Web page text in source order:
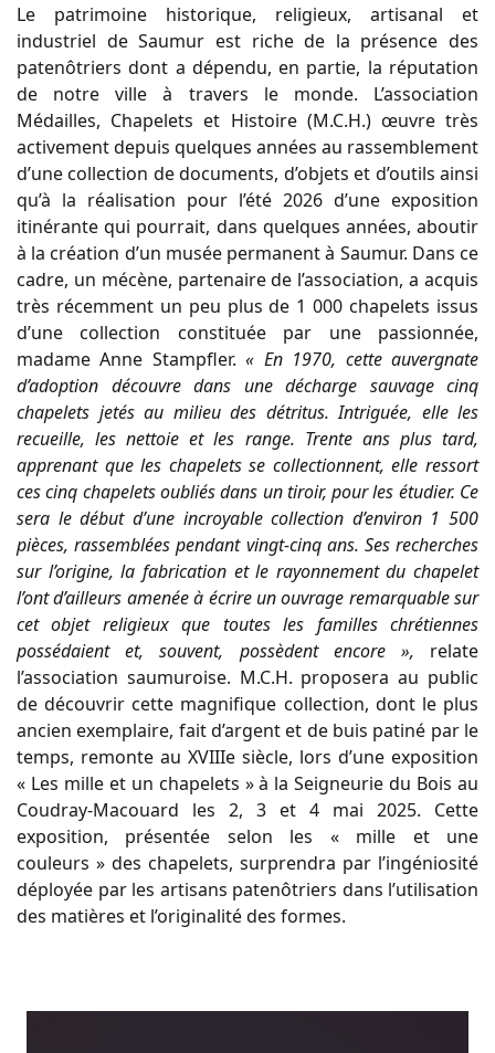
Le patrimoine historique, religieux, artisanal et
industriel de Saumur est riche de la présence des
patenôtriers dont a dépendu, en partie, la réputation
de notre ville à travers le monde. L’association
Médailles, Chapelets et Histoire (M.C.H.) œuvre très
activement depuis quelques années au rassemblement
d’une collection de documents, d’objets et d’outils ainsi
qu’à la réalisation pour l’été 2026 d’une exposition
itinérante qui pourrait, dans quelques années, aboutir
à la création d’un musée permanent à Saumur. Dans ce
cadre, un mécène, partenaire de l’association, a acquis
très récemment un peu plus de 1 000 chapelets issus
d’une collection constituée par une passionnée,
madame Anne Stampfler.« En 1970, cette auvergnate
d’adoption découvre dans une décharge sauvage cinq
chapelets jetés au milieu des détritus. Intriguée, elle les
recueille, les nettoie et les range. Trente ans plus tard,
apprenant que les chapelets se collectionnent, elle ressort
ces cinq chapelets oubliés dans un tiroir, pour les étudier. Ce
sera le début d’une incroyable collection d’environ 1 500
pièces, rassemblées pendant vingt-cinq ans. Ses recherches
sur l’origine, la fabrication et le rayonnement du chapelet
l’ont d’ailleurs amenée à écrire un ouvrage remarquable sur
cet objet religieux que toutes les familles chrétiennes
possédaient et, souvent, possèdent encore », relate
l’association saumuroise. M.C.H. proposera au public
de découvrir cette magnifique collection, dont le plus
ancien exemplaire, fait d’argent et de buis patiné par le
temps, remonte au XVIIIe siècle, lors d’une exposition
« Les mille et un chapelets » à la Seigneurie du Bois au
Coudray-Macouard les 2, 3 et 4 mai 2025. Cette
exposition, présentée selon les « mille et une
couleurs » des chapelets, surprendra par l’ingéniosité
déployée par les artisans patenôtriers dans l’utilisation
des matières et l’originalité des formes.